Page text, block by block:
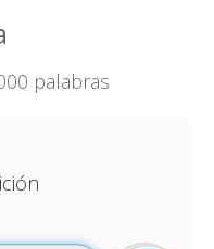
palabras